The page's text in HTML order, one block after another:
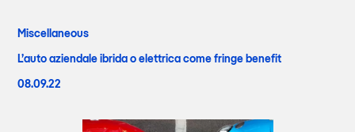
Miscellaneous
L’auto aziendale ibrida o elettrica come fringe benefit
08.09.22